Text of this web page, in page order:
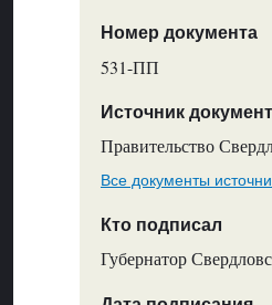
Номер документа
531-ПП
Источник
Правительство
Все документы
Кто подписал
Губернатор